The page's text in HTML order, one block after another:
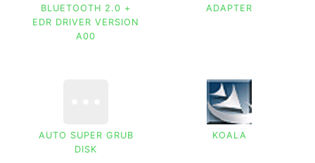
BLUETOOTH 2.0 +
EDR DRIVER VERSION
A00
ADAPTER
AUTO SUPER GRUB
DISK
KOALA